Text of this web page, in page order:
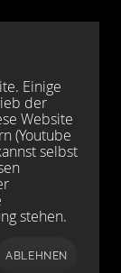
Einige
der
Website
(Youtube
selbst
stehen.
ABLEHNEN